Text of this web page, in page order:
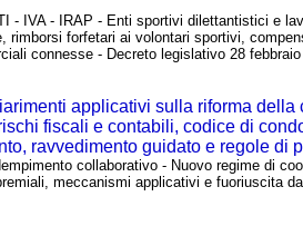
IVA - IRAP - Enti sportivi dilettantistici e
forfetari ai volontari sportivi,
connesse - Decreto legislativo 28
applicativi sulla riforma
fiscali e contabili, codice di
ravvedimento guidato e regole di
collaborativo - Nuovo regime di
meccanismi applicativi e fuoriuscita